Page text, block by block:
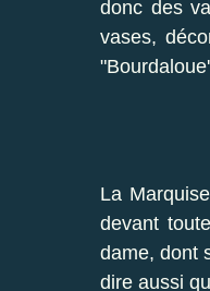
donc des
vases,
La
devant
dame, dont
dire aussi